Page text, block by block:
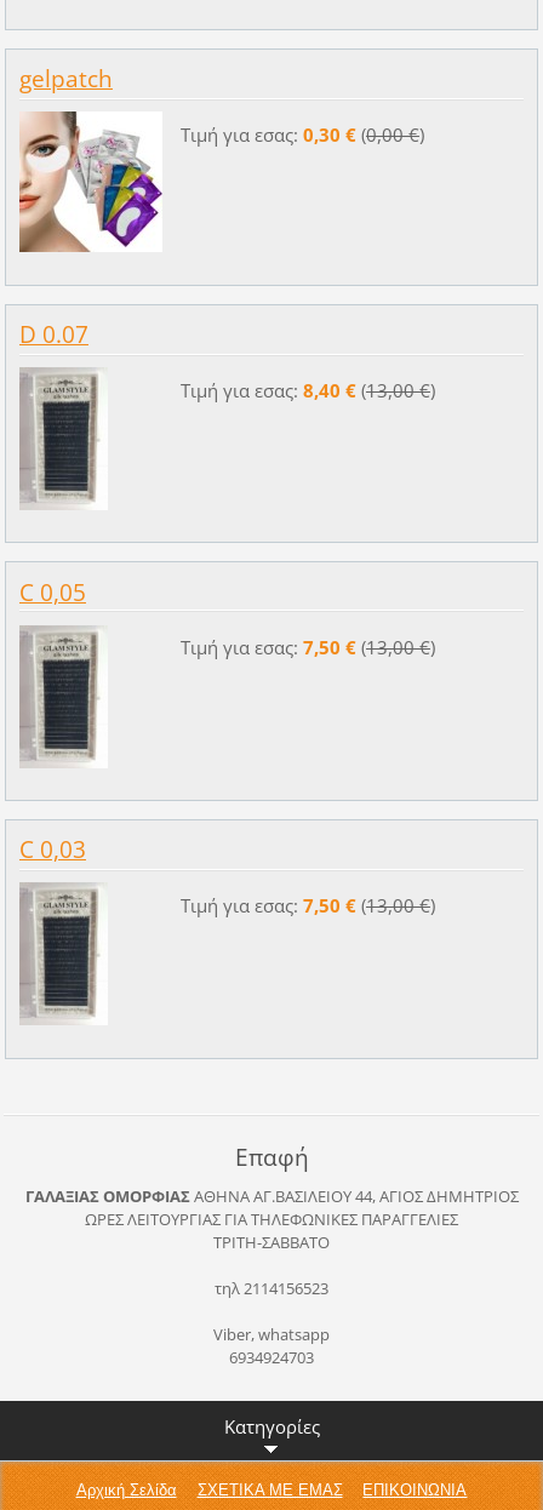
gelpatch
Τιμή για εσας: 0,30 €(0,00 €)
D 0.07
Τιμή για εσας: 8,40 €(13,00 €)
C 0,05
Τιμή για εσας: 7,50 €(13,00 €)
C 0,03
Τιμή για εσας: 7,50 €(13,00 €)
Επαφή
ΓΑΛΑΞΙΑΣ ΟΜΟΡΦΙΑΣΑΘΗΝΑΑΓ.ΒΑΣΙΛΕΙΟΥ 44, ΑΓΙΟΣ ΔΗΜΗΤΡΙΟΣ
ΩΡΕΣ ΛΕΙΤΟΥΡΓΙΑΣ ΓΙΑ ΤΗΛΕΦΩΝΙΚΕΣ ΠΑΡΑΓΓΕΛΙΕΣ
ΤΡΙΤΗ-ΣΑΒΒΑΤΟ
τηλ 2114156523
Viber, whatsapp
6934924703
Κατηγορίες
Αρχική Σελίδα ΣΧΕΤΙΚΑ ΜΕ ΕΜΑΣ
ΕΠΙΚΟΙΝΩΝΙΑ